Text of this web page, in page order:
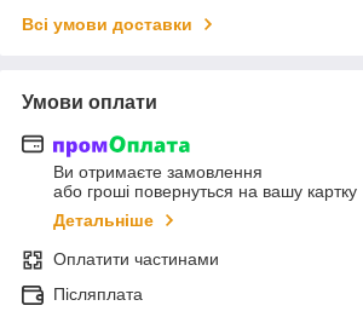
Всі умови доставки
Умови оплати
Ви отримаєте замовлення
або гроші повернуться на вашу картку
Детальніше
Оплатити частинами
Післяплата